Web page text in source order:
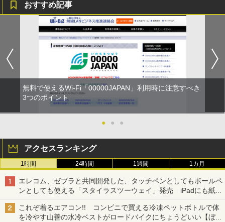
おすすめ記事
無料で使えるWi-Fi「00000JAPAN」利用時に注意すべき
3つのポイント
● ● ●
アクセスランキング
1時間 24時間 1週間 1カ月
エレコム、ゼブラと共同開発した、タッチペンとしてもボールペ
ンとしても使える「スタイラスツーウェイ」発売 iPadにも紙に
も、持ち替えずに書き込める
これぞ着るエアコン!! コンビニで買える冷凍ペットボトルで体
を冷やす山善の水冷ベストがロードバイクにちょうどいい【ぼっ